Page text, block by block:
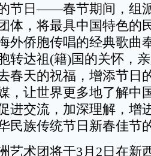
节日——春节期间，组
体，将最具中国特色的
外侨胞传唱的经典歌曲
转达祖(籍)国的关怀，
春天的祝福，增添节日
，让世界更多地了解中
进交流，加深理解，增
民族传统节日新春佳节
术团将于3月2日在新